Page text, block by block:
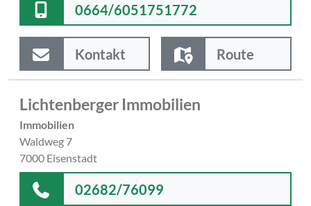
0664/6051751772
Kontakt Route
Lichtenberger Immobilien
Immobilien
Waldweg 7
7000 Eisenstadt
02682/76099